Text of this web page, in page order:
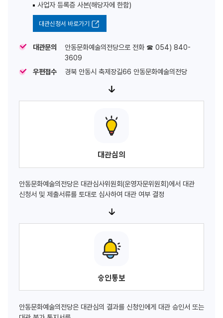
사업자 등록증 사본(해당자에 한함)
대관신청서 바로가기
대관문의
안동문화예술의전당으로 전화 ☎ 054) 840-
3609
우편접수
경북 안동시 축제장길66 안동문화예술의전당
대관심의
안동문화예술의전당은 대관심사위원회(운영자문위원회)에서 대관
신청서 및 제출서류를 토대로 심사하여 대관 여부 결정
승인통보
안동문화예술의전당은 대관심의 결과를 신청인에게 대관 승인서 또는